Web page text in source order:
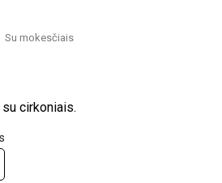
Su mokesčiais
cirkoniais.